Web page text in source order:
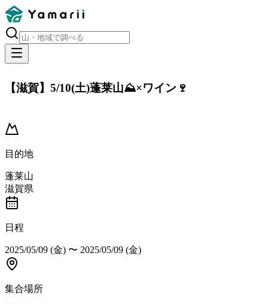
【滋賀】5/10(土)蓬莱山⛰️×ワイン🍷
目的地
蓬莱山
滋賀県
日程
2025/05/09 (金) 〜 2025/05/09 (金)
集合場所